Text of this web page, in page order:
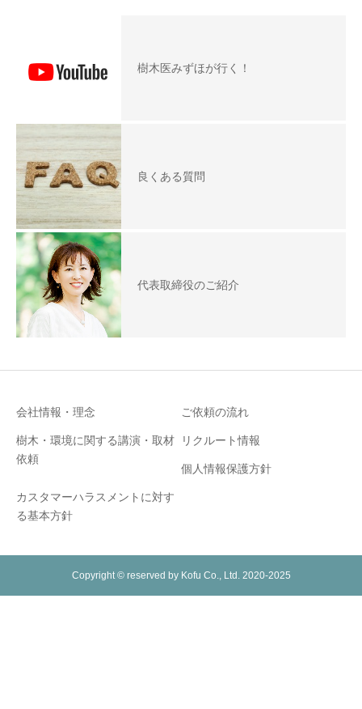
樹木医みずほが行く！
良くある質問
代表取締役のご紹介
会社情報・理念 ご依頼の流れ
樹木・環境に関する講演・取材
依頼
リクルート情報
個人情報保護方針
カスタマーハラスメントに対す
る基本方針
Copyright © reserved by Kofu Co., Ltd. 2020-2025